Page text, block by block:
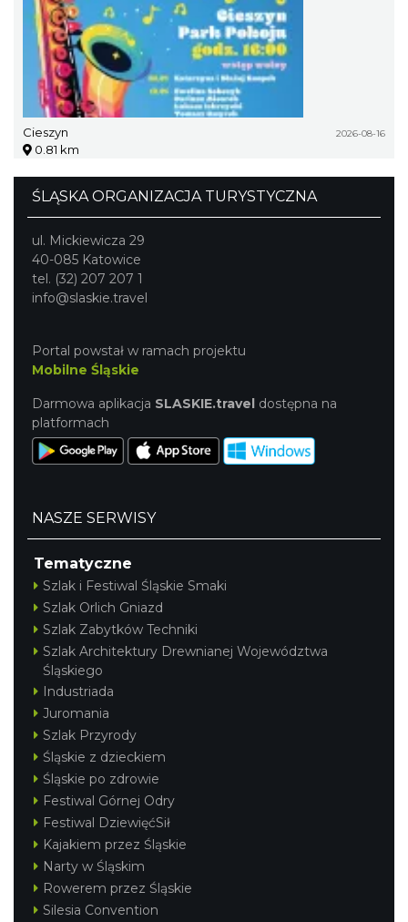
Cieszyn 2026-08-16
0.81 km
ŚLĄSKA ORGANIZACJA TURYSTYCZNA
ul. Mickiewicza 29
40-085 Katowice
tel. (32) 207 207 1
info@slaskie.travel
Portal powstał w ramach projektu
Mobilne Śląskie
Darmowa aplikacja SLASKIE.travel dostępna na
platformach
NASZE SERWISY
Tematyczne
Szlak i Festiwal Śląskie Smaki
Szlak Orlich Gniazd
Szlak Zabytków Techniki
Szlak Architektury Drewnianej Województwa
Śląskiego
Industriada
Juromania
Szlak Przyrody
Śląskie z dzieckiem
Śląskie po zdrowie
Festiwal Górnej Odry
Festiwal DziewięćSił
Kajakiem przez Śląskie
Narty w Śląskim
Rowerem przez Śląskie
Silesia Convention